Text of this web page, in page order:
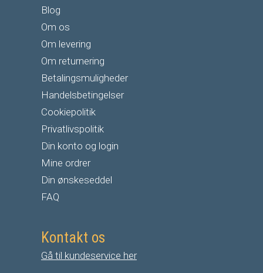
Blog
Om os
Om levering
Om returnering
Betalingsmuligheder
Handelsbetingelser
Cookiepolitik
Privatlivspolitik
Din konto og login
Mine ordrer
Din ønskeseddel
FAQ
Kontakt os
Gå til kundeservice her